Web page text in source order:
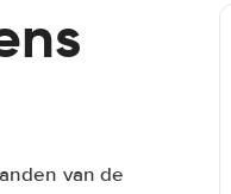
van de